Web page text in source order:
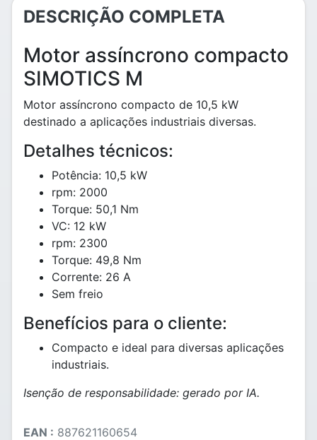
DESCRIÇÃO COMPLETA
Motor assíncrono compacto
SIMOTICS M
Motor assíncrono compacto de 10,5 kW
destinado a aplicações industriais diversas.
Detalhes técnicos:
Potência: 10,5 kW
rpm: 2000
Torque: 50,1 Nm
VC: 12 kW
rpm: 2300
Torque: 49,8 Nm
Corrente: 26 A
Sem freio
Benefícios para o cliente:
Compacto e ideal para diversas aplicações
industriais.
Isenção de responsabilidade: gerado por IA.
EAN : 887621160654